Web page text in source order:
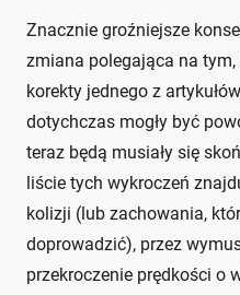
Znacznie groźniejsze
zmiana polegająca na
korekty jednego z
dotychczas mogły być
teraz będą musiały się
liście tych wykroczeń
kolizji (lub zachowania,
doprowadzić), przez
przekroczenie prędkości o